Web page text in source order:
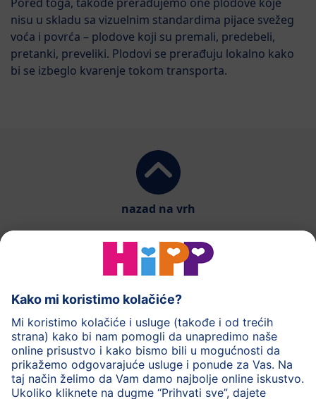
nisu u skladu sa vizuelnim standardima pijace svežeg
voća i povrća – plodove koji su premali, predebeli,
pretanki, preveliki. Plodovi se prerađuju lokalno kako
bi se izbeglo kvarenje tokom transporta.
nazad na vrh
HiPP mlečna hrana
HiPP hrana za bebe
HiPP Deca
HiPP nega HiPP trudnoća
Zaštita privatnosti Uslovi korišćenja